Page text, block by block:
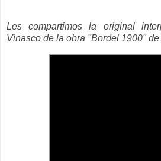
Les compartimos la original
Vinasco de la obra "Bordel 1900"